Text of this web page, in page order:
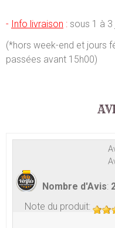
- Info livraison : sous 1 à 3
(*hors week-end et jours
passées avant 15h00)
Nombre d'Avis:
Note du produit: